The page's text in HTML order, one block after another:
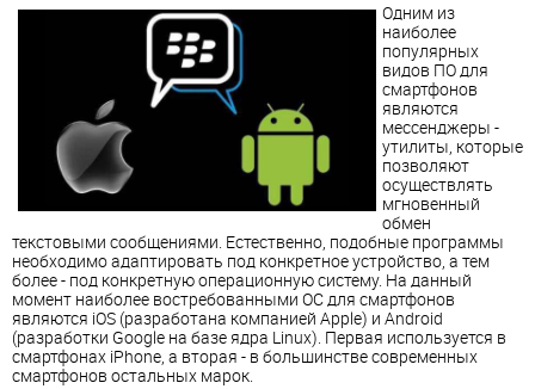
Одним из
наиболее
популярных
видов ПО для
смартфонов
являются
мессенджеры -
утилиты, которые
позволяют
осуществлять
мгновенный
обмен
текстовыми сообщениями. Естественно, подобные программы
необходимо адаптировать под конкретное устройство, а тем
более - под конкретную операционную систему. На данный
момент наиболее востребованными ОС для смартфонов
являются iOS (разработана компанией Apple) и Android
(разработки Google на базе ядра Linux). Первая используется в
смартфонах iPhone, а вторая - в большинстве современных
смартфонов остальных марок.